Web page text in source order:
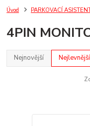
Úvod PARKOVACÍ
4PIN
Nejnovější Nejlevnější